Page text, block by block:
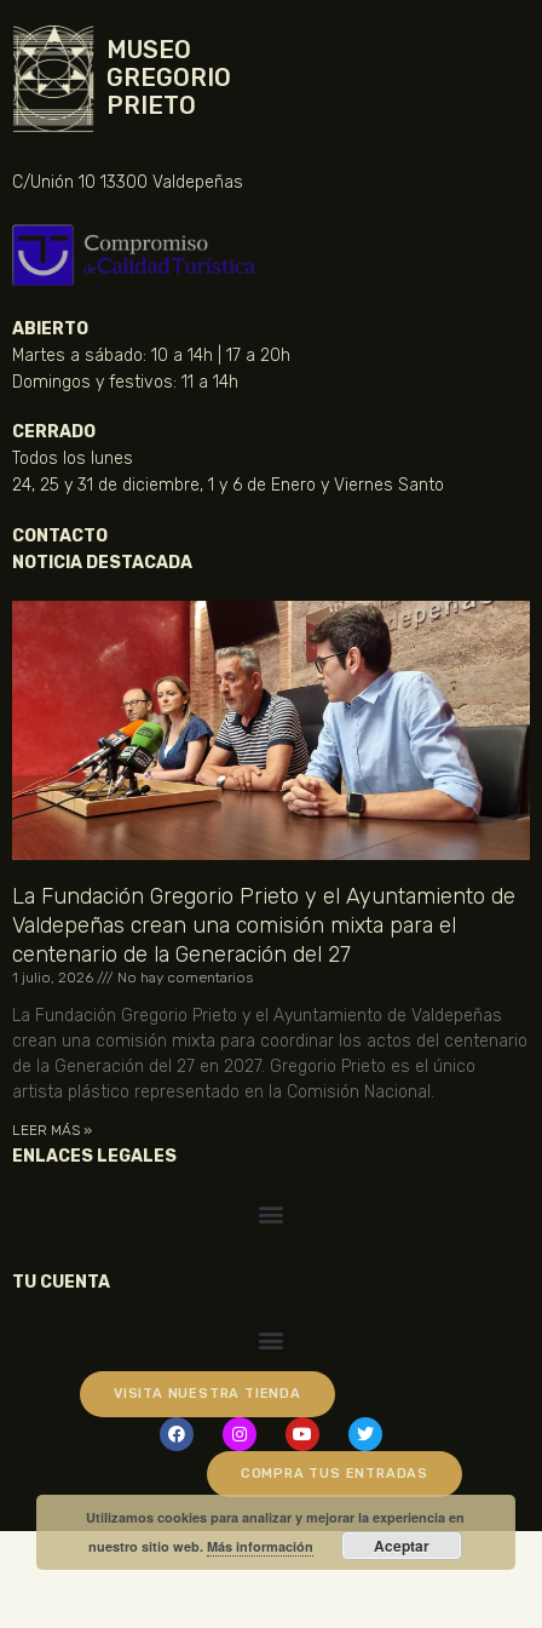
MUSEO
GREGORIO
PRIETO
C/Unión 10 13300 Valdepeñas
ABIERTO
Martes a sábado: 10 a 14h | 17 a 20h
Domingos y festivos: 11 a 14h
CERRADO
Todos los lunes
24, 25 y 31 de diciembre, 1 y 6 de Enero y Viernes Santo
CONTACTO
NOTICIA DESTACADA
La Fundación Gregorio Prieto y el Ayuntamiento de
Valdepeñas crean una comisión mixta para el
centenario de la Generación del 27
1 julio, 2026 No hay comentarios
La Fundación Gregorio Prieto y el Ayuntamiento de Valdepeñas
crean una comisión mixta para coordinar los actos del centenario
de la Generación del 27 en 2027. Gregorio Prieto es el único
artista plástico representado en la Comisión Nacional.
LEER MÁS »
ENLACES LEGALES
TU CUENTA
VISITA NUESTRA TIENDA
COMPRA TUS ENTRADAS
Utilizamos cookies para analizar y mejorar la experiencia en
nuestro sitio web.Más información Aceptar